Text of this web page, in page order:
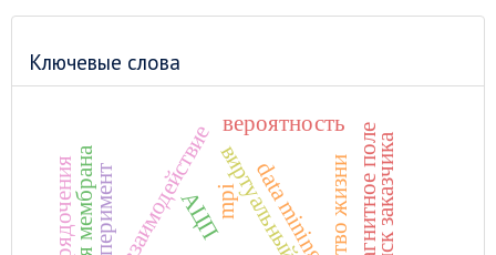
Ключевые слова
взаимодействие mpi data mining магнитное поле
АЦП риск заказчика
вероятность